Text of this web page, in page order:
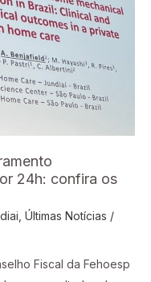
24h: confira os
, Últimas Notícias /
Fiscal da Fehoesp